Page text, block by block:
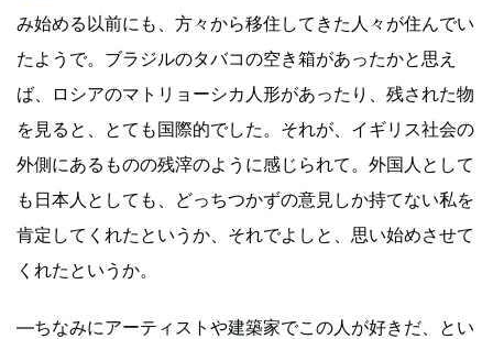
み始める以前にも、方々から移住してきた人々が住んでい
たようで。ブラジルのタバコの空き箱があったかと思え
ば、ロシアのマトリョーシカ人形があったり、残された物
を見ると、とても国際的でした。それが、イギリス社会の
外側にあるものの残滓のように感じられて。外国人として
も日本人としても、どっちつかずの意見しか持てない私を
肯定してくれたというか、それでよしと、思い始めさせて
くれたというか。
―ちなみにアーティストや建築家でこの人が好きだ、とい